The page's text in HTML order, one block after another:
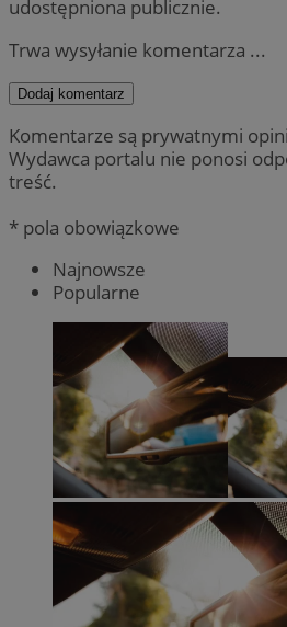
udostępniona publicznie.
Trwa wysyłanie komentarza ...
Dodaj komentarz
Komentarze są prywatnymi
Wydawca portalu nie ponosi
treść.
* pola obowiązkowe
Najnowsze
Popularne